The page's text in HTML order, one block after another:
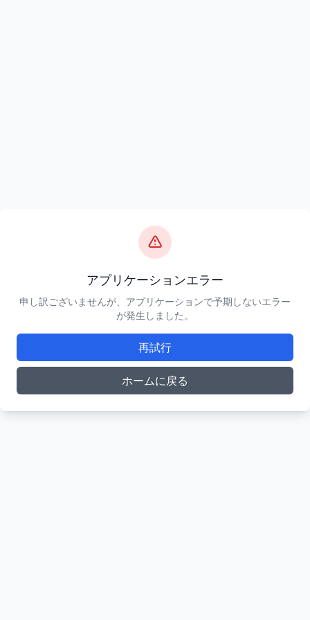
アプリケーションエラー
申し訳ございませんが、アプリケーションで予期しないエラー
が発生しました。
再試行
ホームに戻る